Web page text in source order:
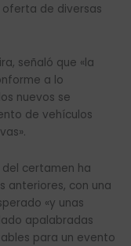
de diversas
señaló que «la
a lo
nuevos se
de vehículos
certamen ha
anteriores, con una
«y unas
apalabradas
para un evento